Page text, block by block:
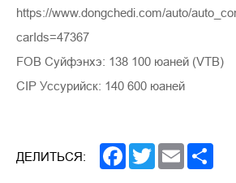
https://www.dongchedi.com/auto/
carIds=47367
FOB Суйфэнхэ: 138 100 юаней (VTB)
CIP Уссурийск: 140 600 юаней
ДЕЛИТЬСЯ: Facebook
TwitterEmail